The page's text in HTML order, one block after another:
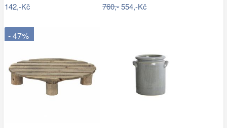
142,-Kč 760,-554,-Kč
- 47%